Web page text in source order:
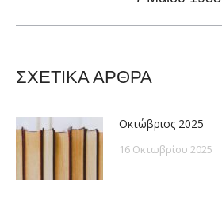
ΣΧΕΤΙΚΑ ΑΡΘΡΑ
Οκτώβριος 2025
16 Οκτωβρίου 2025